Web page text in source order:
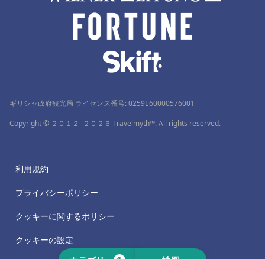
ギリシャ政府観光局 ライセンス番号: 0259Ε60000576001
Copyright © ２０１２–２０２６ Travelmyth™. All rights reserved.
利用規約
プライバシーポリシー
クッキーに関するポリシー
クッキーの設定